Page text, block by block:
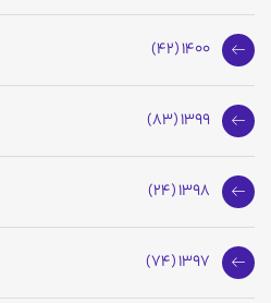
1400 (42)
1399 (83)
1398 (24)
1397 (74)